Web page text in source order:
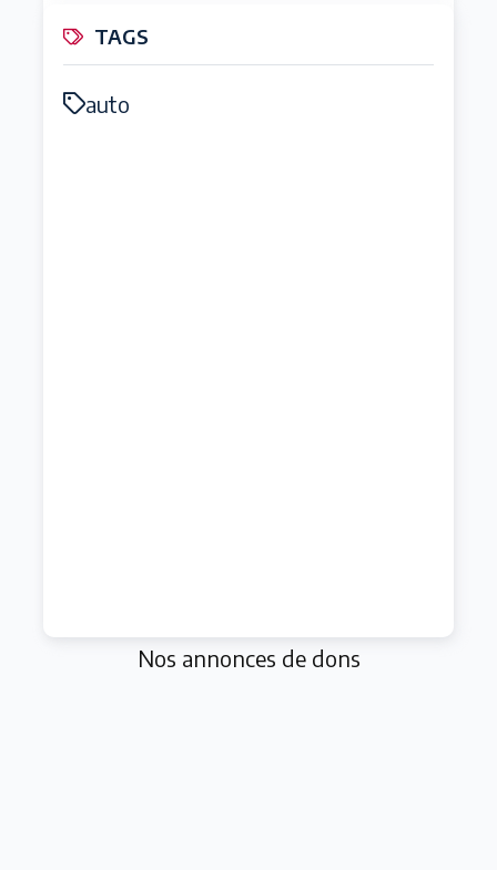
TAGS
auto
Nos annonces de dons